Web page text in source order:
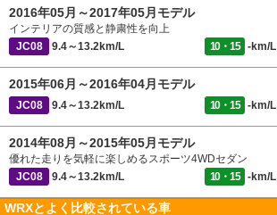
2016年05月～2017年05月モデル
インテリアの質感と静粛性を向上
JC08
9.4～13.2km/L 10・15 -km/L
2015年06月～2016年04月モデル
JC08 9.4～13.2km/L 10・15 -km/L
2014年08月～2015年05月モデル
優れた走りを気軽に楽しめるスポーツ4WDセダン
JC08
9.4～13.2km/L 10・15 -km/L
WRXとよく比較されている車